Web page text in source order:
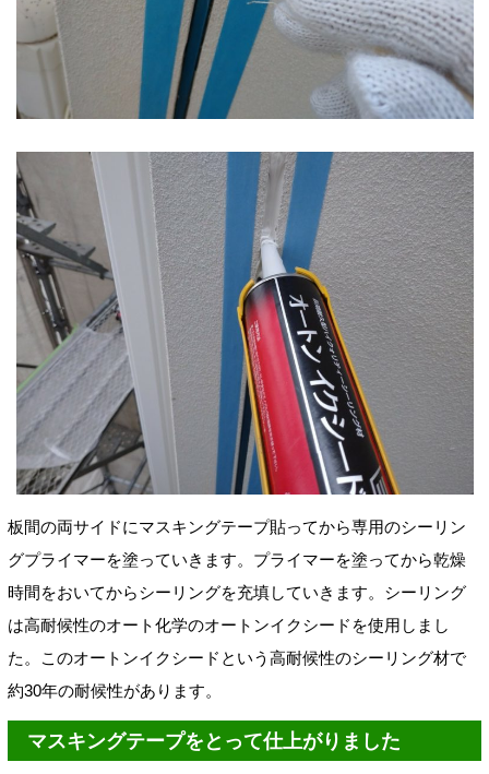
板間の両サイドにマスキングテープ貼ってから専用のシーリン
グプライマーを塗っていきます。プライマーを塗ってから乾燥
時間をおいてからシーリングを充填していきます。シーリング
は高耐候性のオート化学のオートンイクシードを使用しまし
た。このオートンイクシードという高耐候性のシーリング材で
約30年の耐候性があります。
マスキングテープをとって仕上がりました